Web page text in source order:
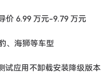
价 6.99 万元-9.79 万元
、海狮等车型
试应用不卸载安装降级版本